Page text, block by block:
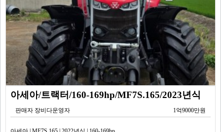
아세아/트랙터/160-169hp/MF7S.165/2023년식
판매자 장비다운영자 1억9000만원